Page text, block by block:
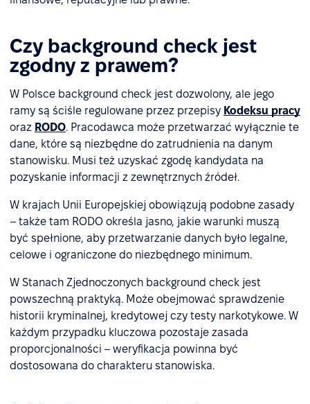
Czy background check jest
zgodny z prawem?
W Polsce background check jest dozwolony, ale jego
ramy są ściśle regulowane przez przepisy Kodeksu pracy
oraz RODO. Pracodawca może przetwarzać wyłącznie te
dane, które są niezbędne do zatrudnienia na danym
stanowisku. Musi też uzyskać zgodę kandydata na
pozyskanie informacji z zewnętrznych źródeł.
W krajach Unii Europejskiej obowiązują podobne zasady
– także tam RODO określa jasno, jakie warunki muszą
być spełnione, aby przetwarzanie danych było legalne,
celowe i ograniczone do niezbędnego minimum.
W Stanach Zjednoczonych background check jest
powszechną praktyką. Może obejmować sprawdzenie
historii kryminalnej, kredytowej czy testy narkotykowe. W
każdym przypadku kluczowa pozostaje zasada
proporcjonalności – weryfikacja powinna być
dostosowana do charakteru stanowiska.